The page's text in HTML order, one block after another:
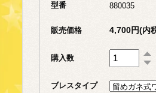
型番 880035
販売価格 4,700円(内
購入数
ブレスタイプ